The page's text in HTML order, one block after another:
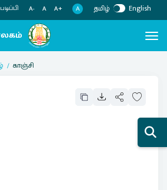
A- A A+ A தமிழ் English
காஞ்சி